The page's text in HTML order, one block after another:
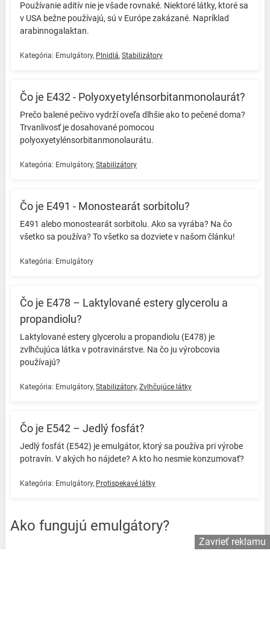
Používanie aditív nie je všade rovnaké. Niektoré látky, ktoré sa
v USA bežne používajú, sú v Európe zakázané. Napríklad
arabinnogalaktan. ️
Kategória: Emulgátory, Plnidlá, Stabilizátory
Čo je E432 - Polyoxyetylénsorbitanmonolaurát?
Prečo balené pečivo vydrží oveľa dlhšie ako to pečené doma?
Trvanlivosť je dosahované pomocou
polyoxyetylénsorbitanmonolaurátu. ️️
Kategória: Emulgátory, Stabilizátory
Čo je E491 - Monostearát sorbitolu?
E491 alebo monostearát sorbitolu. Ako sa vyrába? Na čo
všetko sa používa? To všetko sa dozviete v našom článku! ️
Kategória: Emulgátory
Čo je E478 – Laktylované estery glycerolu a
propandiolu?
Laktylované estery glycerolu a propandiolu (E478) je
zvlhčujúca látka v potravinárstve. Na čo ju výrobcovia
používajú? ️
Kategória: Emulgátory, Stabilizátory, Zvlhčujúce látky
Čo je E542 – Jedlý fosfát?
Jedlý fosfát (E542) je emulgátor, ktorý sa používa pri výrobe
potravín. V akých ho nájdete? A kto ho nesmie konzumovať? ️
Kategória: Emulgátory, Protispekavé látky
Ako fungujú emulgátory?
Zavrieť reklamu